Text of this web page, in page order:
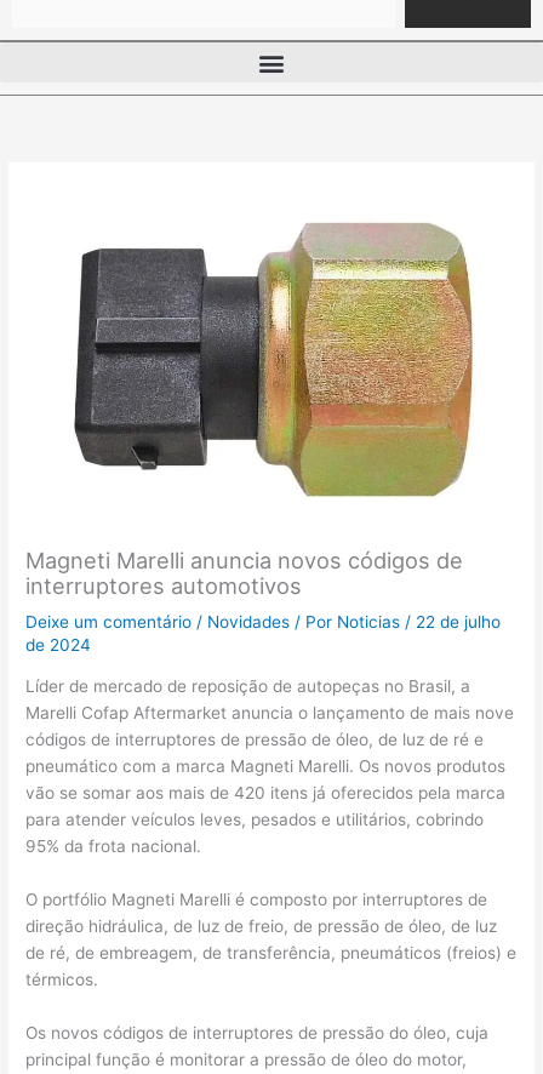
Magneti Marelli anuncia novos códigos de
interruptores automotivos
Deixe um comentário / Novidades / Por Noticias / 22 de julho
de 2024
Líder de mercado de reposição de autopeças no Brasil, a
Marelli Cofap Aftermarket anuncia o lançamento de mais nove
códigos de interruptores de pressão de óleo, de luz de ré e
pneumático com a marca Magneti Marelli. Os novos produtos
vão se somar aos mais de 420 itens já oferecidos pela marca
para atender veículos leves, pesados e utilitários, cobrindo
95% da frota nacional.
O portfólio Magneti Marelli é composto por interruptores de
direção hidráulica, de luz de freio, de pressão de óleo, de luz
de ré, de embreagem, de transferência, pneumáticos (freios) e
térmicos.
Os novos códigos de interruptores de pressão do óleo, cuja
principal função é monitorar a pressão de óleo do motor,